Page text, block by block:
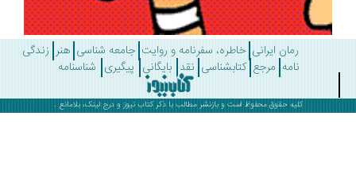
رمان ایرانی خاطره، سفرنامه و روایت جامعه شناسی هنر زندگی
مرجع کتابشناسی نقد بایگانی پیگیری شناسنامه
کلیه حقوق محفوظ است و بازنشر مطالب با ذکرکتاب نیوز و درج لینک، بلامانع .